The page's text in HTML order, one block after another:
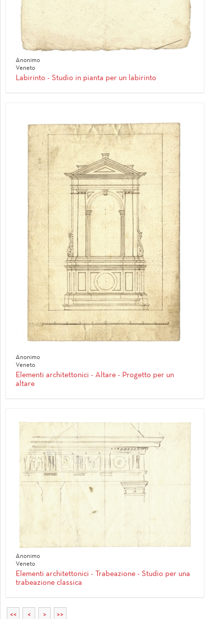
Anonimo
Veneto
Labirinto - Studio in pianta per un labirinto
Anonimo
Veneto
Elementi architettonici - Altare - Progetto per un
altare
Anonimo
Veneto
Elementi architettonici - Trabeazione - Studio per una
trabeazione classica
<< < > >>